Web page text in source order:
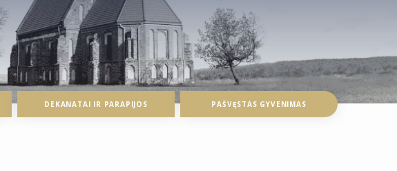
DEKANATAI IR PARAPIJOS PAŠVĘSTAS GYVENIMAS